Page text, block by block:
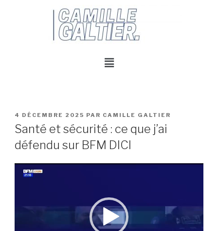
4 DÉCEMBRE 2025 PAR CAMILLE GALTIER
Santé et sécurité : ce que j’ai
défendu sur BFM DICI
Lecteur
vidéo